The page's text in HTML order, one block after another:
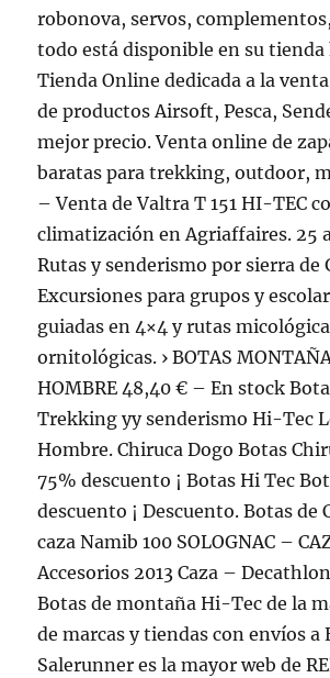
robonova, servos,
todo está disponible en su
Tienda Online dedicada a la
de productos Airsoft, Pesca,
mejor precio. Venta online de
baratas para trekking, outdoor,
– Venta de Valtra T 151 HI-TEC
climatización en Agriaffaires. 25
Rutas y senderismo por sierra de
Excursiones para grupos y
guiadas en 4×4 y rutas
ornitológicas. › BOTAS
HOMBRE 48,40 € – En stock
Trekking yy senderismo Hi-Tec
Hombre. Chiruca Dogo Botas
75% descuento ¡ Botas Hi Tec
descuento ¡ Descuento. Botas de
caza Namib 100 SOLOGNAC –
Accesorios 2013 Caza –
Botas de montaña Hi-Tec de la
de marcas y tiendas con envíos a
Salerunner es la mayor web de